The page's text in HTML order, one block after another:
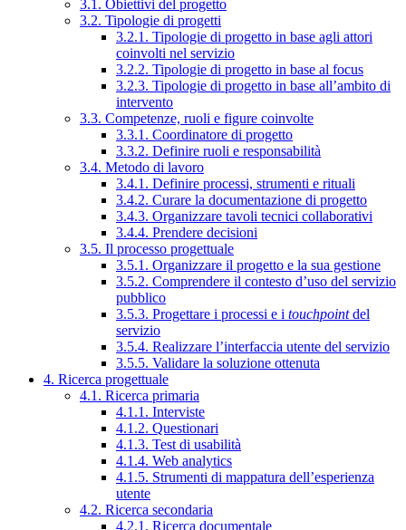
3.1. Obiettivi del progetto
3.2. Tipologie di progetti
3.2.1. Tipologie di progetto in base agli attori
coinvolti nel servizio
3.2.2. Tipologie di progetto in base al focus
3.2.3. Tipologie di progetto in base all’ambito di
intervento
3.3. Competenze, ruoli e figure coinvolte
3.3.1. Coordinatore di progetto
3.3.2. Definire ruoli e responsabilità
3.4. Metodo di lavoro
3.4.1. Definire processi, strumenti e rituali
3.4.2. Curare la documentazione di progetto
3.4.3. Organizzare tavoli tecnici collaborativi
3.4.4. Prendere decisioni
3.5. Il processo progettuale
3.5.1. Organizzare il progetto e la sua gestione
3.5.2. Comprendere il contesto d’uso del servizio
pubblico
3.5.3. Progettare i processi e i touchpointdel
servizio
3.5.4. Realizzare l’interfaccia utente del servizio
3.5.5. Validare la soluzione ottenuta
4. Ricerca progettuale
4.1. Ricerca primaria
4.1.1. Interviste
4.1.2. Questionari
4.1.3. Test di usabilità
4.1.4. Web analytics
4.1.5. Strumenti di mappatura dell’esperienza
utente
4.2. Ricerca secondaria
4.2.1. Ricerca documentale